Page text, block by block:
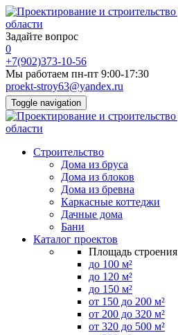
Задайте вопрос
0
+7(902)373-10-56
Мы работаем пн-пт 9:00-17:30
proekt-stroy63@yandex.ru
Toggle navigation
Строительство
Дома из бруса
Дома из блоков
Дома из бревна
Каркасные коттеджи
Дачные дома
Бани
Каталог проектов
Площадь строения
до 100 м²
до 120 м²
до 150 м²
от 150 до 200 м²
от 200 до 320 м²
от 320 до 500 м²